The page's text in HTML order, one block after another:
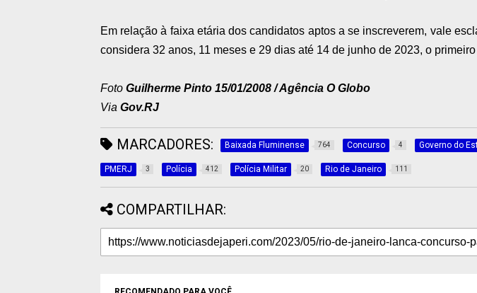
Em relação à faixa etária dos candidatos aptos a se inscreverem, vale
considera 32 anos, 11 meses e 29 dias até 14 de junho de 2023, o
Foto Guilherme Pinto 15/01/2008 / Agência O Globo
Via Gov.RJ
MARCADORES: Baixada Fluminense 764 Concurso 4 Governo do
PMERJ 3 Polícia 412 Polícia Militar 20 Rio de Janeiro 111
COMPARTILHAR: